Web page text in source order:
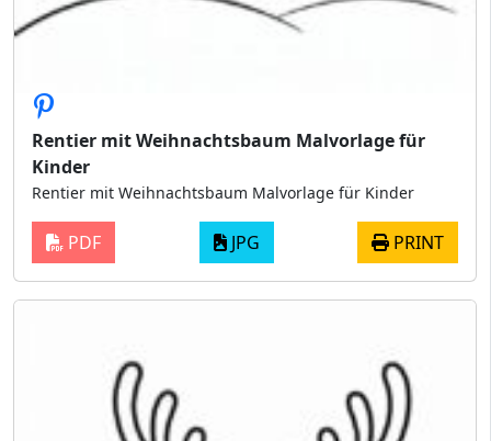
Rentier mit Weihnachtsbaum Malvorlage für
Kinder
Rentier mit Weihnachtsbaum Malvorlage für Kinder
PDF JPG PRINT